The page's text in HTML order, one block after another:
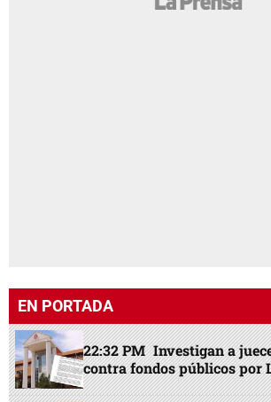
EN PORTADA
22:32 PM Investigan a
contra fondos públicos por